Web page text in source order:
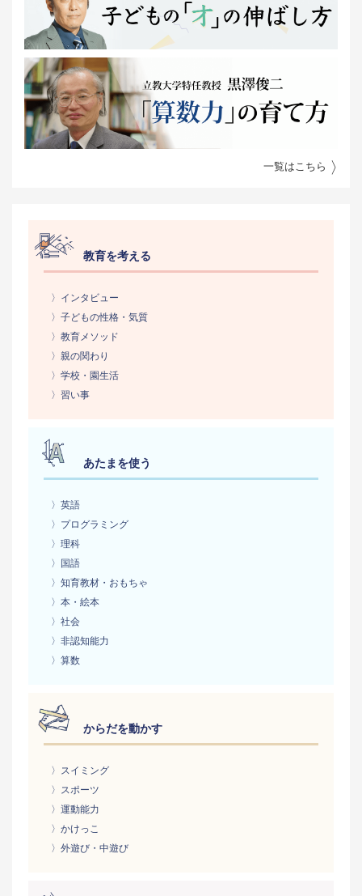
一覧はこちら
教育を考える
〉インタビュー
〉子どもの性格・気質
〉教育メソッド
〉親の関わり
〉学校・園生活
〉習い事
あたまを使う
〉英語
〉プログラミング
〉理科
〉国語
〉知育教材・おもちゃ
〉本・絵本
〉社会
〉非認知能力
〉算数
からだを動かす
〉スイミング
〉スポーツ
〉運動能力
〉かけっこ
〉外遊び・中遊び